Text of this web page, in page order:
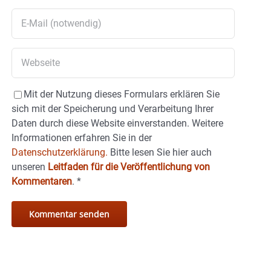
Mit der Nutzung dieses Formulars erklären Sie
sich mit der Speicherung und Verarbeitung Ihrer
Daten durch diese Website einverstanden. Weitere
Informationen erfahren Sie in der
Datenschutzerklärung. Bitte lesen Sie hier auch
unseren Leitfaden für die Veröffentlichung von
Kommentaren. *